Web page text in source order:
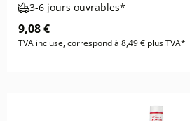
3-6 jours ouvrables*
9,08 €
TVA incluse, correspond à 8,49 € plus TVA*